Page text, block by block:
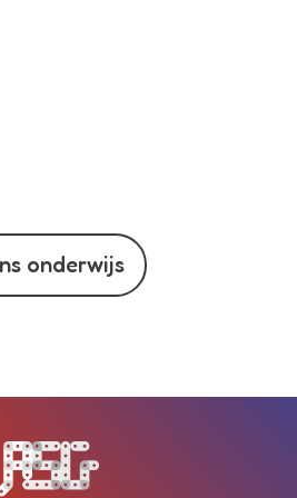
onderwijs
Bezoek de homepagina van de